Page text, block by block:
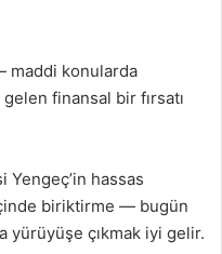
maddi konularda
finansal bir fırsatı
Yengeç’in hassas
biriktirme — bugün
yürüyüşe çıkmak iyi gelir.